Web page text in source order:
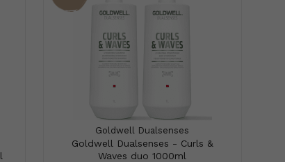
Goldwell Dualsenses
Goldwell Dualsenses - Curls &
Waves duo 1000ml